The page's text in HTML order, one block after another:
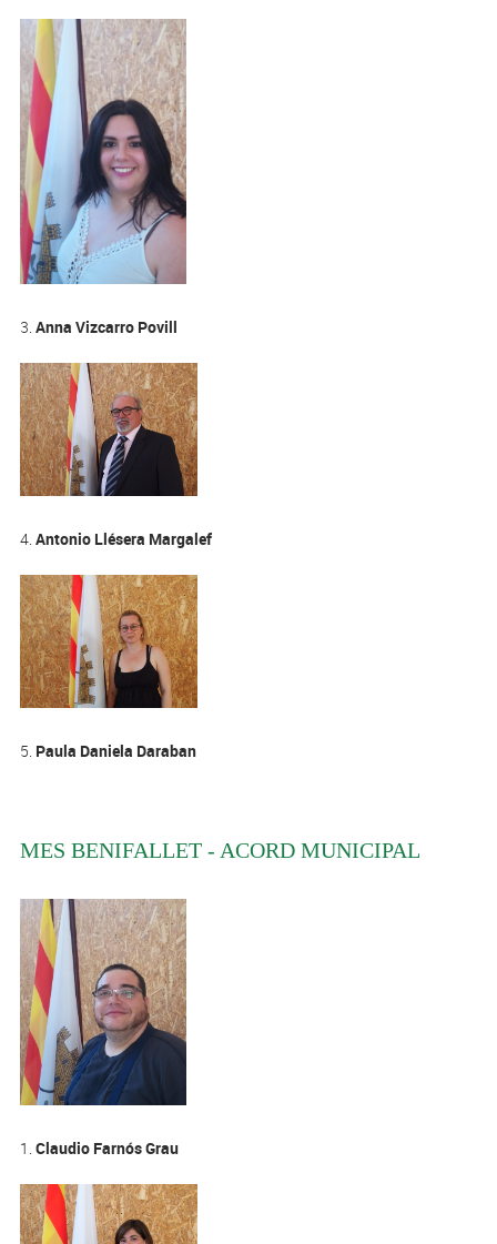
3. Anna Vizcarro Povill
4. Antonio Llésera Margalef
5. Paula Daniela Daraban
MES BENIFALLET - ACORD MUNICIPAL
1. Claudio Farnós Grau